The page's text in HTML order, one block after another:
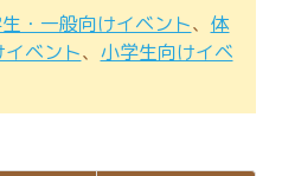
・一般向けイベント、 体
ベント、 小学生向けイベ